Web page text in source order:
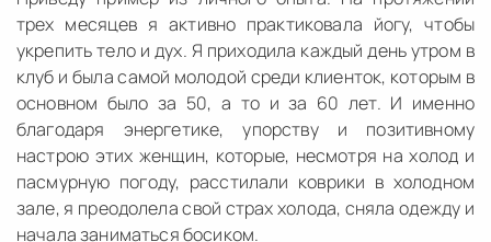
трех месяцев я активно практиковала йогу, чтобы
укрепить тело и дух. Я приходила каждый день утром в
клуб и была самой молодой среди клиенток, которым в
основном было за 50, а то и за 60 лет. И именно
благодаря энергетике, упорству и позитивному
настрою этих женщин, которые, несмотря на холод и
пасмурную погоду, расстилали коврики в холодном
зале, я преодолела свой страх холода, сняла одежду и
начала заниматься босиком.